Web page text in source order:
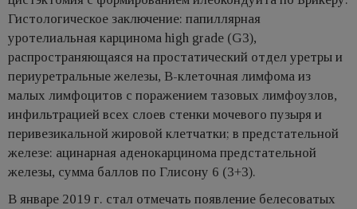
Гистологическое заключение: папиллярная
уротелиальная карцинома high grade (G3),
распространяющаяся на простатический отдел уретры и
периуретральные железы, В-клеточная лимфома из
малых лимфоцитов с поражением тазовых лимфоузлов,
инфильтрацией всех слоев стенки мочевого пузыря и
перивезикальной жировой клетчатки; в предстательной
железе: ацинарная аденокарцинома предстательной
железы, сумма баллов по Глисону 6 (3+3).
В январе 2019 г. стал отмечать появление белесоватых